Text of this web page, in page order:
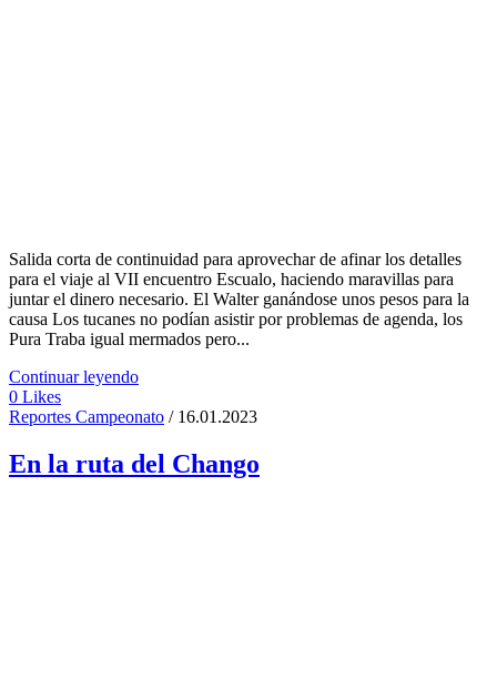
Salida corta de continuidad para aprovechar de afinar los detalles
para el viaje al VII encuentro Escualo, haciendo maravillas para
juntar el dinero necesario. El Walter ganándose unos pesos para la
causa Los tucanes no podían asistir por problemas de agenda, los
Pura Traba igual mermados pero...
Continuar leyendo
0 Likes
Reportes Campeonato / 16.01.2023
En la ruta del Chango